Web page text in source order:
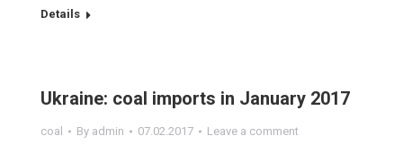
Details
Ukraine: coal imports in January 2017
coal By admin 07.02.2017 Leave a comment